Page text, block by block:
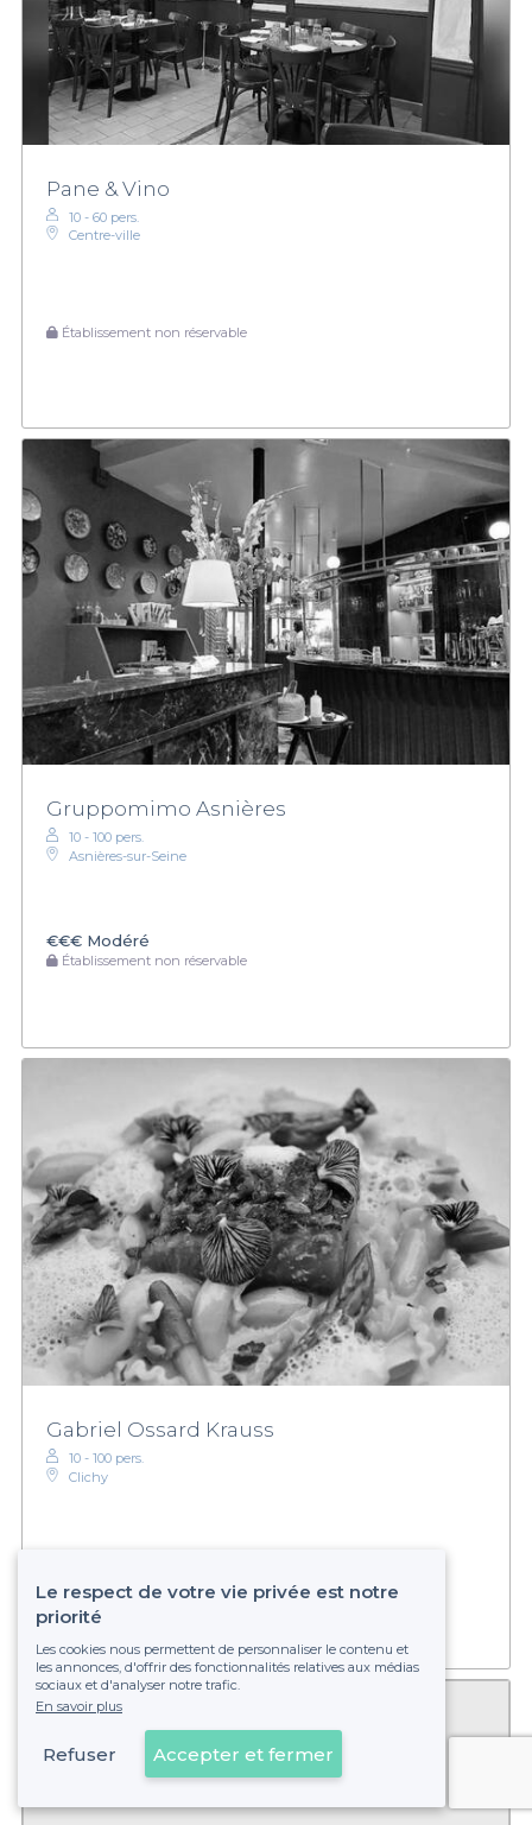
Pane & Vino
10 - 60 pers.
Centre-ville
Établissement non réservable
Gruppomimo Asnières
10 - 100 pers.
Asnières-sur-Seine
€€€ Modéré
Établissement non réservable
Gabriel Ossard Krauss
10 - 100 pers.
Clichy
Voir sur la carte
Le respect de votre vie privée est notre
priorité
Les cookies nous permettent de personnaliser le contenu et
les annonces, d'offrir des fonctionnalités relatives aux médias
sociaux et d'analyser notre trafic.
En savoir plus
Refuser Accepter et fermer